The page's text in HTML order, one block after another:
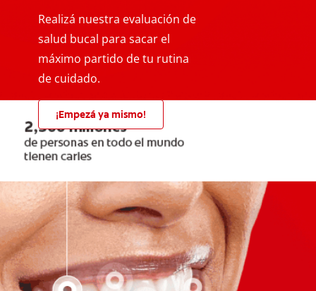
Realizá nuestra evaluación de
salud bucal para sacar el
máximo partido de tu rutina
de cuidado.
¡Empezá ya mismo!